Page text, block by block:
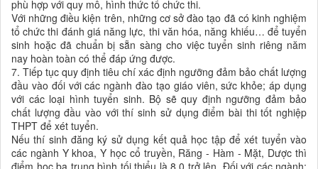
phù hợp với quy mô, hình thức tổ chức thi.
Với những điều kiện trên, những cơ sở đào tạo đã có kinh nghiệm
tổ chức thi đánh giá năng lực, thi văn hóa, năng khiếu… để tuyển
sinh hoặc đã chuẩn bị sẵn sàng cho việc tuyển sinh riêng năm
nay hoàn toàn có thể đáp ứng được.
7. Tiếp tục quy định tiêu chí xác định ngưỡng đảm bảo chất lượng
đầu vào đối với các ngành đào tạo giáo viên, sức khỏe; áp dụng
với các loại hình tuyển sinh. Bộ sẽ quy định ngưỡng đảm bảo
chất lượng đầu vào với thí sinh sử dụng điểm bài thi tốt nghiệp
THPT để xét tuyển.
Nếu thí sinh đăng ký sử dụng kết quả học tập để xét tuyển vào
các ngành Y khoa, Y học cổ truyền, Răng - Hàm - Mặt, Dược thì